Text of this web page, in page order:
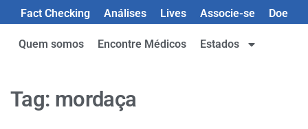
Fact Checking
Análises Lives Associe-se Doe
Quem somos Encontre Médicos Estados
Tag: mordaça